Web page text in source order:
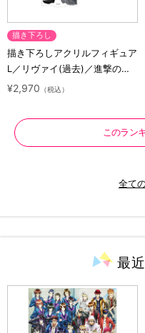
描き下ろし
描き下ろしアクリルフィギュア
L／リヴァイ(過去)／進撃の巨
人 10 Years Journey
¥2,970 （税込）
このラン
全て
最